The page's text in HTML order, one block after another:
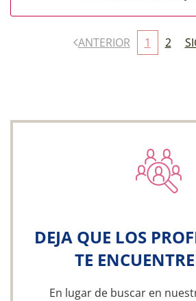
ANTERIOR 1 2
DEJA QUE LOS
TE
En lugar de buscar en